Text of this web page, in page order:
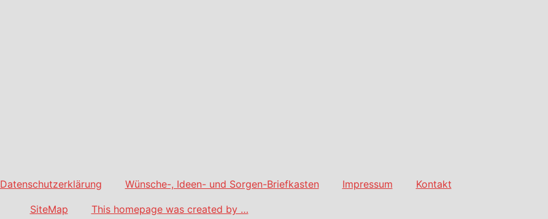
Datenschutzerklärung Wünsche-, Ideen- und Sorgen-Briefkasten Impressum Kontakt
SiteMap This homepage was created by …